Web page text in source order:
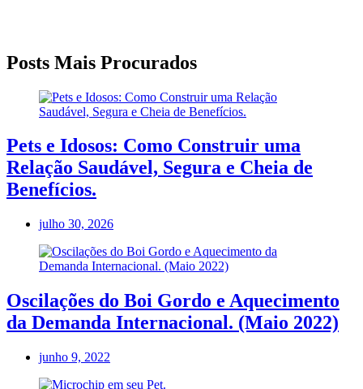
Posts Mais Procurados
Pets e Idosos: Como Construir uma
Relação Saudável, Segura e Cheia de
Benefícios.
julho 30, 2026
Oscilações do Boi Gordo e Aquecimento
da Demanda Internacional. (Maio 2022)
junho 9, 2022